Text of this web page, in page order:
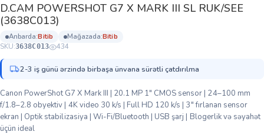
D.CAM POWERSHOT G7 X MARK III SL RUK/SEE
(3638C013)
anbarda: bi̇ti̇b mağazada: bi̇ti̇b
SKU:3638C013 434
2-3 iş günü ərzində birbaşa ünvana sürətli çatdırılma
Canon PowerShot G7 X Mark III | 20.1 MP 1″ CMOS sensor | 24–100 mm
f/1.8–2.8 obyektiv | 4K video 30 k/s | Full HD 120 k/s | 3″ fırlanan sensor
ekran | Optik stabilizasiya | Wi-Fi/Bluetooth | USB şarj | Blogerlik və səyahət
üçün ideal